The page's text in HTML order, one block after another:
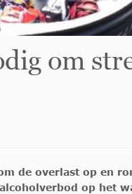
om
de overlast op en
op het